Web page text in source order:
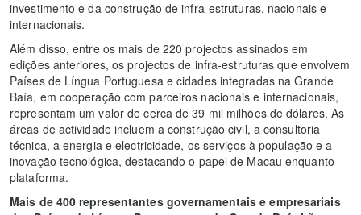
investimento e da construção de infra-estruturas, nacionais e
internacionais.
Além disso, entre os mais de 220 projectos assinados em
edições anteriores, os projectos de infra-estruturas que envolvem
Países de Língua Portuguesa e cidades integradas na Grande
Baía, em cooperação com parceiros nacionais e internacionais,
representam um valor de cerca de 39 mil milhões de dólares. As
áreas de actividade incluem a construção civil, a consultoria
técnica, a energia e electricidade, os serviços à população e a
inovação tecnológica, destacando o papel de Macau enquanto
plataforma.
Mais de 400 representantes governamentais e empresariais